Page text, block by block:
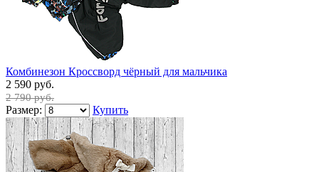
Комбинезон Кроссворд чёрный для мальчика
2 590 руб.
2 790 руб.
Размер: Купить